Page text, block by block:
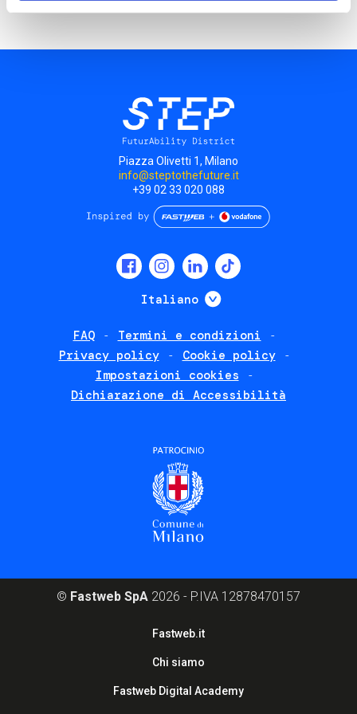
Piazza Olivetti 1, Milano
info@steptothefuture.it
+39 02 33 020 088
Italiano Mostra ulteriori
FAQ
Termini e condizioni
Privacy policy
Cookie policy
Impostazioni cookies
Dichiarazione di Accessibilità
© Fastweb SpA 2026 - P.IVA 12878470157
Fastweb.it
Chi siamo
Fastweb Digital Academy